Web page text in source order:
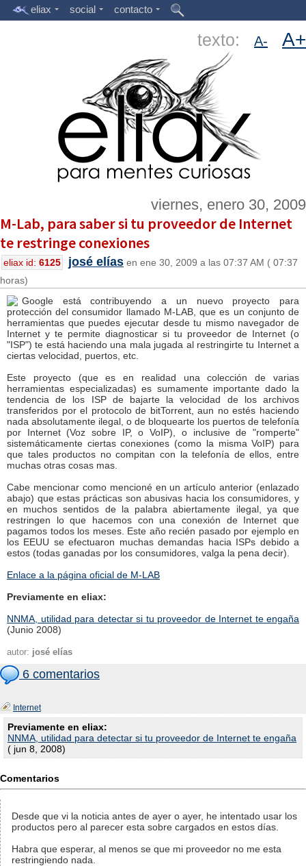
eliax social contacto
texto: A- A+
viernes, enero 30, 2009
M-Lab, para saber si tu proveedor de Internet
te restringe conexiones
eliax id: 6125 josé elías en ene 30, 2009 a las 07:37 AM ( 07:37
horas)
Google está contribuyendo a un nuevo proyecto para
protección del consumidor llamado M-LAB, que es un conjunto de
herramientas que puedes ejecutar desde tu mismo navegador de
Internet y te permite diagnosticar si tu proveedor de Internet (o
"ISP") te está haciendo una mala jugada al restringirte tu Internet a
ciertas velocidad, puertos, etc.
Este proyecto (que es en realidad una colección de varias
herramientas especializadas) es sumamente importante dado la
tendencia de los ISP de bajarte la velocidad de los archivos
transferidos por el protocolo de bitTorrent, aun no estés haciendo
nada absolutamente ilegal, o de bloquearte los puertos de telefonía
por Internet (Voz sobre IP, o VoIP), o inclusive de "romperte"
sistemáticamente ciertas conexiones (como la misma VoIP) para
que tales productos no compitan con la telefonía de ellos, entre
muchas otras cosas mas.
Cabe mencionar como mencioné en un artículo anterior (enlazado
abajo) que estas prácticas son abusivas hacia los consumidores, y
en muchos sentidos de la palabra abiertamente ilegal, ya que
restringen lo que hacemos con una conexión de Internet que
pagamos todos los meses. Este año recién pasado por ejemplo en
los EEUU se efectuaron muchas demandas hacia ISPs debido a
estos (todas ganadas por los consumidores, valga la pena decir).
Enlace a la página oficial de M-LAB
Previamente en eliax:
NNMA, utilidad para detectar si tu proveedor de Internet te engaña
(Junio 2008)
autor: josé elías
6 comentarios
Internet
Previamente en eliax:
NNMA, utilidad para detectar si tu proveedor de Internet te engaña
( jun 8, 2008)
Comentarios
Desde que vi la noticia antes de ayer o ayer, he intentado usar los
productos pero al parecer esta sobre cargados en estos días.
Habra que esperar, al menos se que mi proveedor no me esta
restringiendo nada.